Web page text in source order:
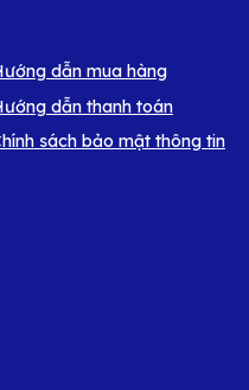
dẫn mua hàng
dẫn thanh toán
sách bảo mật thông tin